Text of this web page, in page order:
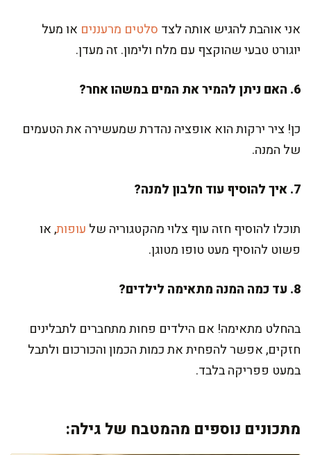
אני אוהבת להגיש אותה לצד סלטים מרעננים או מעל
יוגורט טבעי שהוקצף עם מלח ולימון. זה מעדן.
6. האם ניתן להמיר את המים במשהו אחר?
כן! ציר ירקות הוא אופציה נהדרת שמעשירה את הטעמים
של המנה.
7. איך להוסיף עוד חלבון למנה?
תוכלו להוסיף חזה עוף צלוי מהקטגוריה של עופות, או
פשוט להוסיף מעט טופו מטוגן.
8. עד כמה המנה מתאימה לילדים?
בהחלט מתאימה! אם הילדים פחות מתחברים לתבלינים
חזקים, אפשר להפחית את כמות הכמון והכורכום ולתבל
במעט פפריקה בלבד.
מתכונים נוספים מהמטבח של גילה: